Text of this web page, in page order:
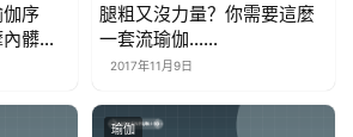
序
髒！
腿粗又沒力量？你需要這麼
一套流瑜伽……
2017年11月9日
瑜伽